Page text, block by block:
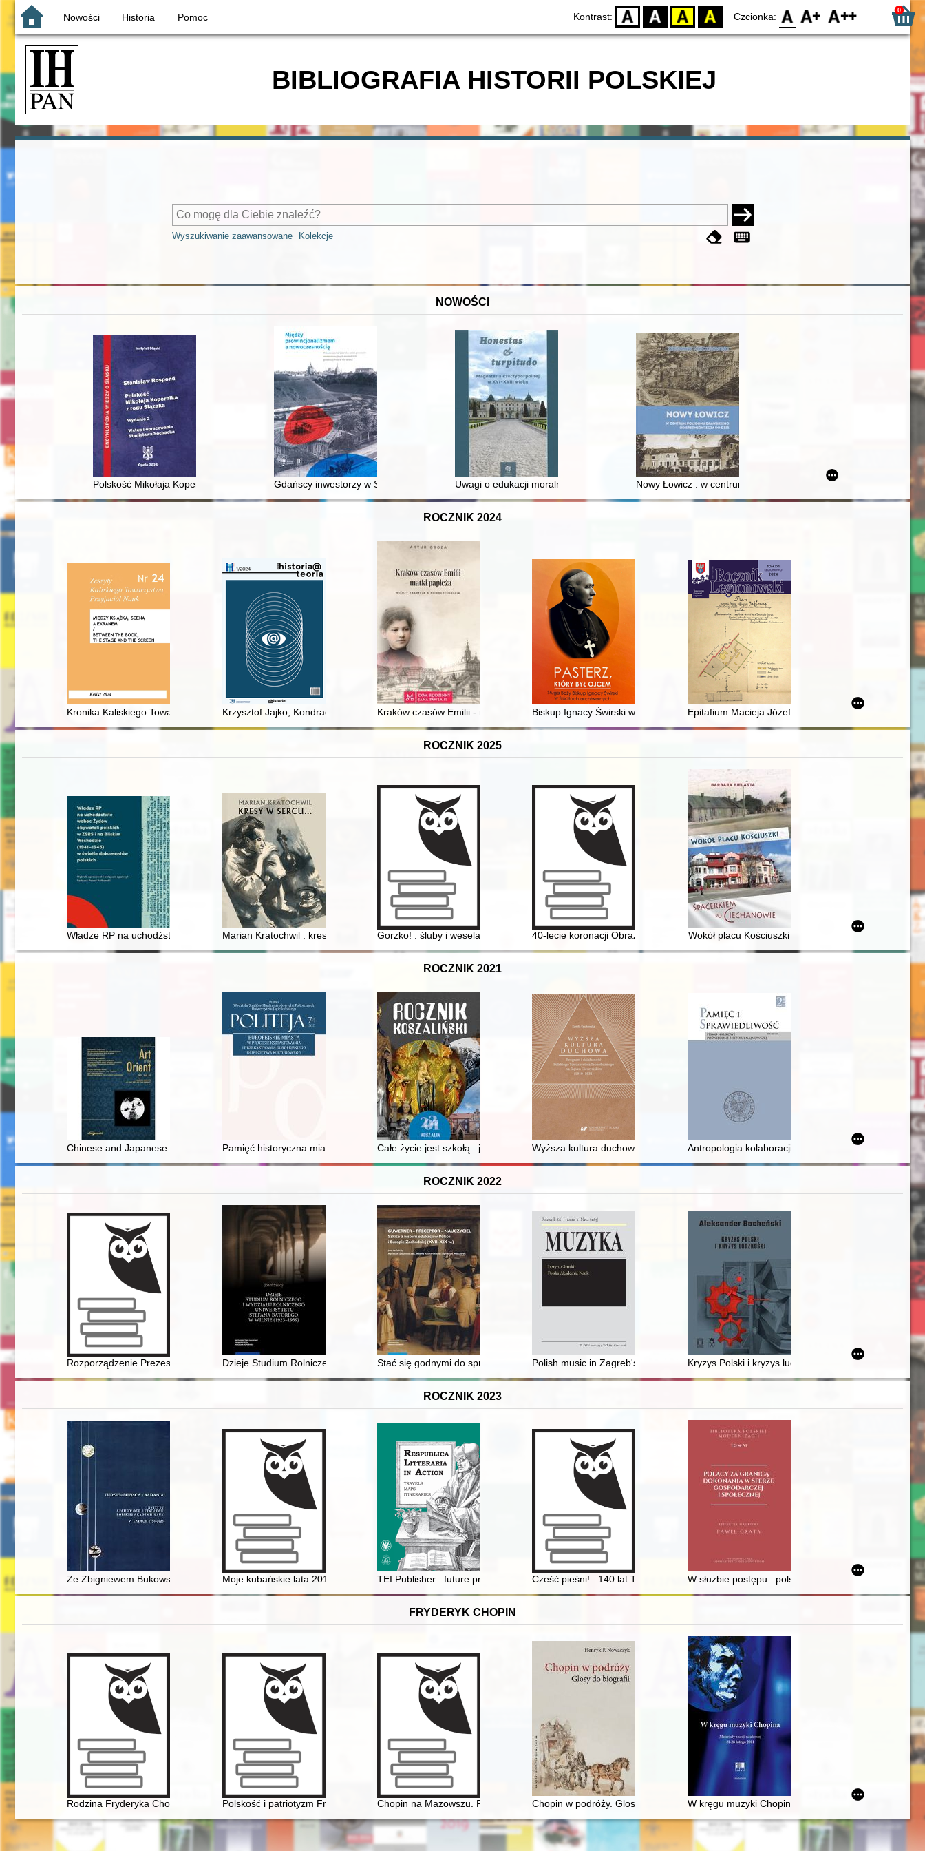
Nowości Historia Pomoc Kontrast: D BW YB BY Czcionka: F0 F1 F2 0
BIBLIOGRAFIA HISTORII POLSKIEJ
Wyszukiwanie zaawansowane Kolekcje
NOWOŚCI
Polskość Mikołaja Kopernika z rodu ŚlązakaGdańscy inwestorzy w Sopocie : prestiż finansowy i towarzyski lokalnego mieszczaństwa w 2. poł. XIX w
Uwagi o edukacji moralnej synów szlacheckich w XVI-wiecznej Rzeczypospolitej
Nowy Łowicz : w centrum poligonu drawskiego od średniowiecza
ROCZNIK 2024
Kronika Kaliskiego Towarzystwa Przyjaciół Nauk Societas Scientiarum Litterarum Calisiensis
Krzysztof Jajko, Kondrad Klejsa, Jarosław Grzechowiak, Ewa Gębicka, "Rozpowszechnianie filmów w Polsce Ludowej w latach 1944-1956", Wydawnictwo
Kraków czasów Emilii - matki papieża : między tradycją a nowoczesnością
Biskup Ignacy Świrski w świetle swych listów pasterskichEpitafium Macieja Józefa Radziwiłła (1842-1907) w
ROCZNIK 2025
Władze RP na uchodźstwie wobec Żydów obywateli polskich w ZSRS i na Bliskim Wschodzie (1941-1945) w świetle dokumentów polskich
Marian Kratochwil : kresy w sercu... : katalog wystawyGorzko! : śluby i wesela : 1975-1990 = Bitter! : weddings : 1975-199040-lecie koronacji Obrazu Matki Bożej Płonkowskiej w Płonce Kościelnej
Wokół placu Kościuszki
ROCZNIK 2021
Chinese and Japanese characters in selected Polish mass, popular orientalist and religious magazines published in the 1930s
Pamięć historyczna miast : koncepcje city diplomacy = Historical memory of cities : the concepts of city diplomacy
Całe życie jest szkołą : jubileusz 75-lecia koszalińskiego "Ekonoma" (1945-2020)
Wyższa kultura duchowa" : program i działalność Polskiego Towarzystwa Teozoficznego
Antropologia kolaboracji
ROCZNIK 2022
Rozporządzenie Prezesa Rady Ministrów Józefa Cyrankiewicza z dnia 12 maja 1962 roku w sprawie utworzenia miasta Wisła w powiecie cieszyńskim
Dzieje Studium Rolniczego i Wydziału Rolniczego Uniwersytetu Stefana Batorego w Wilnie (1923-1939)
Stać się godnymi do sprawowania w ojczyźnie urzędów" : edukacja w warszawskim kolegium teatynów (1737-1785)
Polish music in Zagreb's concert life between the wars : (as exemplified by the Croatian
Kryzys Polski i kryzys ludzkości : wybór pism
ROCZNIK 2023
Ze Zbigniewem Bukowskim rozmawia Hanna Kowalewska-Marszałek
Moje kubańskie lata 2014-2022 TEI Publisher : future prospects of the web publication of the Corpus of Ioannes Dantiscus’ Texts & Correspondence
Cześć pieśni! : 140 lat Towarzystwa Śpiewu Halka Chóru Męskiego w Bydgoszczy
W służbie postępu : polscy inżynierowie na emigracji
FRYDERYK CHOPIN
Rodzina Fryderyka Chopina na przełomie XVIII i XIX wPolskość i patriotyzm Fryderyka ChopinaChopin na Mazowszu. Przewodnik po miejscach historycznych i współczesnych
Chopin w podróży. Glosy do biografiiW kręgu muzyki Chopina. Materiały z sesji naukowej